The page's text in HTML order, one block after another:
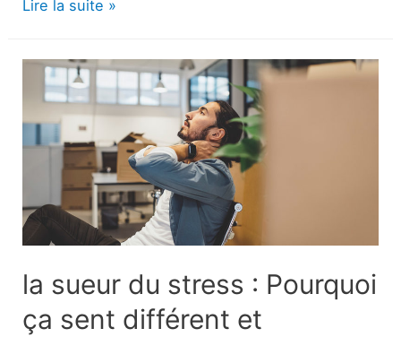
Qu’est-
qu’une
pompe
dysfonction
érectile
Lire la suite »
la sueur du stress : Pourquoi
ça sent différent et